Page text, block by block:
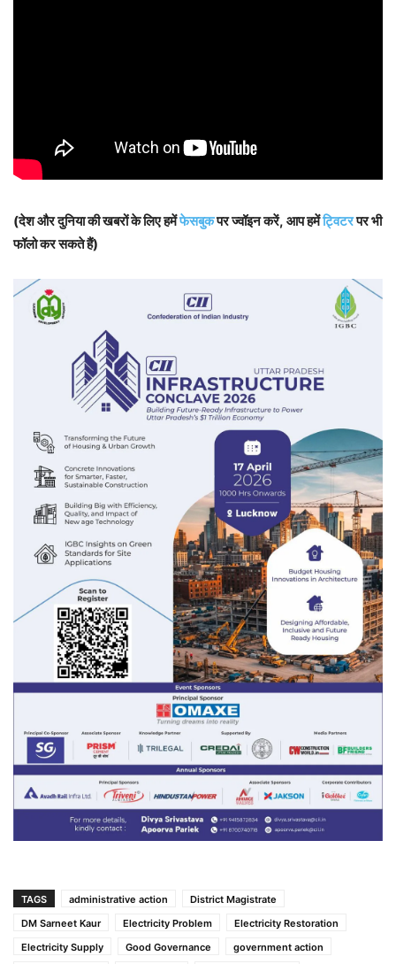
(देश और दुनिया की खबरों के लिए हमेंफेसबुकपर ज्वॉइन करें, आप हमेंट्विटरपर भी
फॉलो कर सकते हैं)
TAGS administrative action
District Magistrate
DM Sarneet Kaur
Electricity Problem
Electricity Restoration
Electricity Supply
Good Governance
government action